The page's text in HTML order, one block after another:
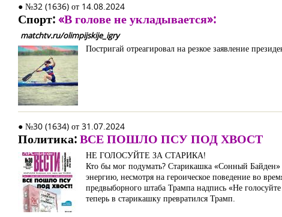
● №32 (1636) от 14.08.2024
Спорт:«В голове не укладывается»:
matchtv.ru/olimpijskije_igry
Постригай отреагировал на резкое заявление
● №30 (1634) от 31.07.2024
Политика:ВСЕ ПОШЛО ПСУ ПОД ХВОСТ
НЕ ГОЛОСУЙТЕ ЗА СТАРИКА!
Кто бы мог подумать? Старикашка «Сонный
энергию, несмотря на героическое поведение во
предвыборного штаба Трампа надпись «Не
теперь в старикашку превратился Трамп.